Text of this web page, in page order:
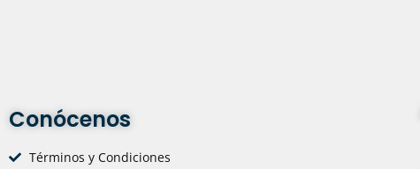
Conócenos
Términos y Condiciones